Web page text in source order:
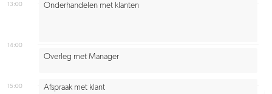
13:00
14:00
15:00
Overleg met Manager
Afspraak met klant
Onderhandelen met klanten